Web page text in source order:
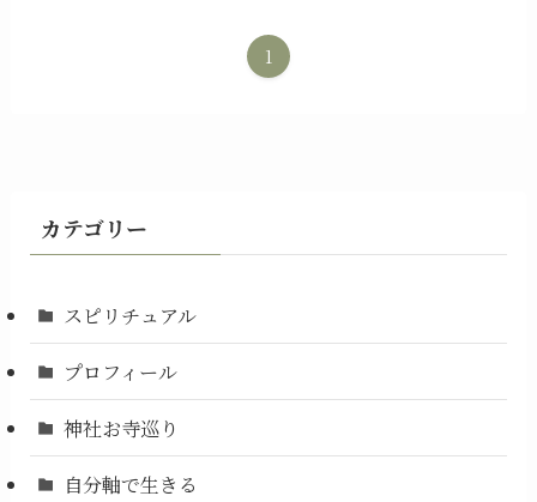
1
カテゴリー
スピリチュアル
プロフィール
神社お寺巡り
自分軸で生きる